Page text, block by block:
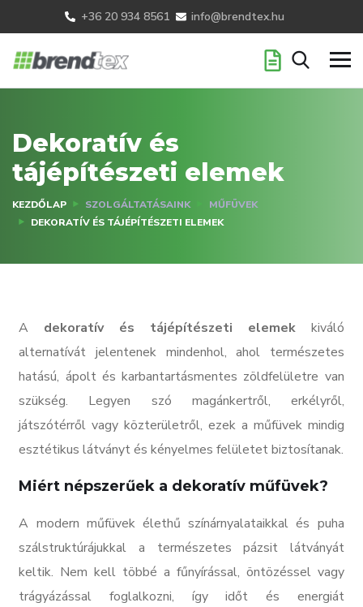
+36 20 934 8561 info@brendtex.hu
Dekoratív és
tájépítészeti elemek
KEZDŐLAP SZOLGÁLTATÁSAINK
MŰFÜVEK
DEKORATÍV ÉS TÁJÉPÍTÉSZETI ELEMEK
A dekoratív és tájépítészeti elemekkiváló
alternatívát jelentenek mindenhol, ahol természetes
hatású, ápolt és karbantartásmentes zöldfelületre van
szükség. Legyen szó magánkertről, erkélyről,
játszótérről vagy közterületről, ezek a műfüvek mindig
esztétikus látványt és kényelmes felületet biztosítanak.
Miért népszerűek a dekoratív műfüvek?
A modern műfüvek élethű színárnyalataikkal és puha
szálstruktúrájukkal a természetes pázsit látványát
keltik. Nem kell többé a fűnyírással, öntözéssel vagy
trágyázással foglalkozni, így időt és energiát